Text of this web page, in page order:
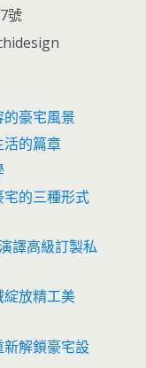
號
豪宅風景
活的篇章
的三種形式
譯高級訂製私
放精工美
解鎖豪宅設